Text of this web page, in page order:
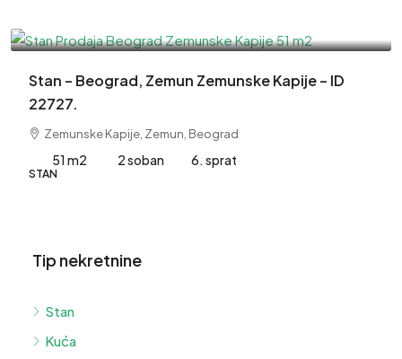
Stan – Beograd, Zemun Zemunske Kapije – ID
22727.
Zemunske Kapije, Zemun, Beograd
51 m2 2 soban 6. sprat
STAN
Tip nekretnine
Stan
Kuća